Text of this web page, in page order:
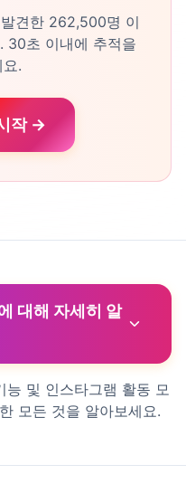
견한 262,500명 이
30초 이내에 추적을
.
작 →
대해 자세히 알
능 및 인스타그램 활동 모
모든 것을 알아보세요.